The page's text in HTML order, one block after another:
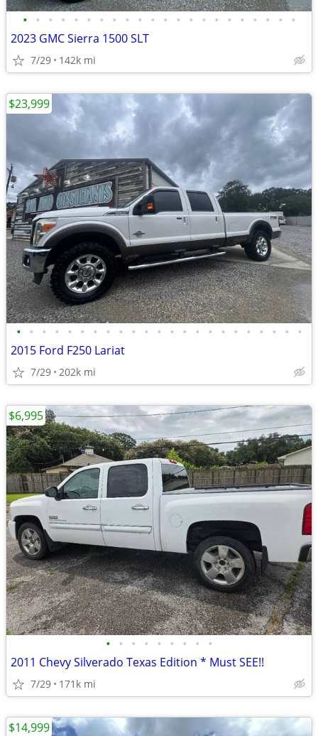
• • • • • • • • • • • • • • • • • • • • • •
2023 GMC Sierra 1500 SLT
7/29 142k mi
• • • • • • • • • • • • • • • • • • • • • • •
2015 Ford F250 Lariat
7/29 202k mi
$23,999
• • • • • • • • •
2011 Chevy Silverado Texas Edition * Must SEE!!
7/29 171k mi
$6,995
$14,999